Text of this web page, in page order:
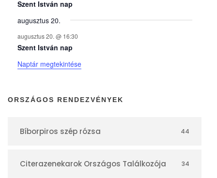
y
e
k
n
a
Szent István nap
augusztus 20.
augusztus 20. @ 16:30
Szent István nap
Naptár megtekintése
ORSZÁGOS RENDEZVÉNYEK
Bíborpiros szép rózsa 44
Citerazenekarok Országos Találkozója 34